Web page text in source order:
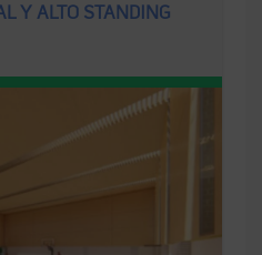
Y ALTO STANDING